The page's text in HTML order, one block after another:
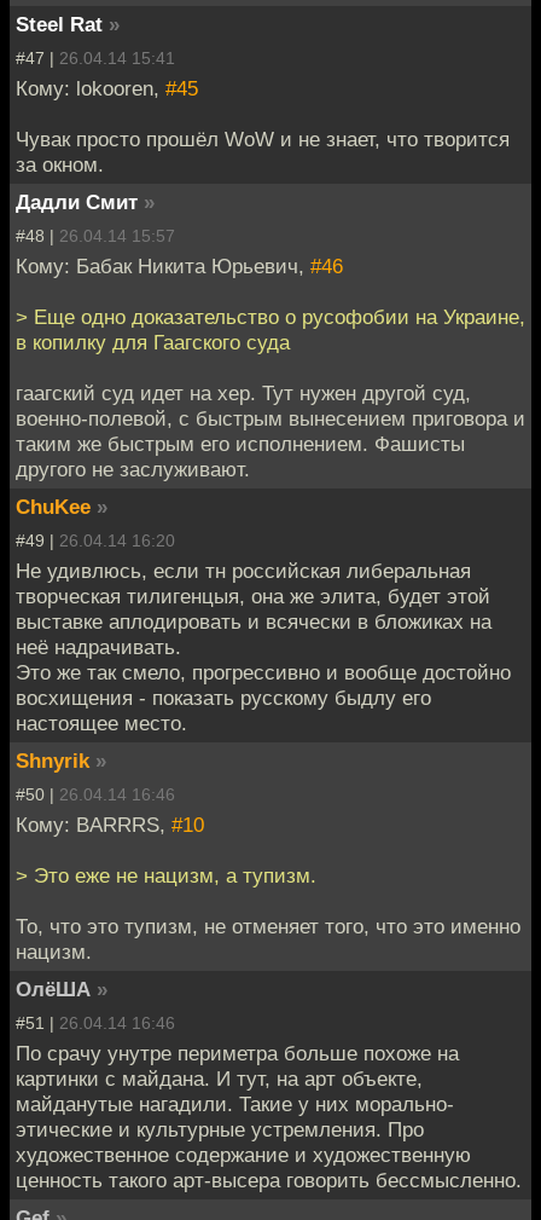
Steel Rat »
#47 | 26.04.14 15:41
Кому: lokooren, #45
Чувак просто прошёл WoW и не знает, что творится
за окном.
Дадли Смит »
#48 | 26.04.14 15:57
Кому: Бабак Никита Юрьевич, #46
> Еще одно доказательство о русофобии на Украине,
в копилку для Гаагского суда
гаагский суд идет на хер. Тут нужен другой суд,
военно-полевой, с быстрым вынесением приговора и
таким же быстрым его исполнением. Фашисты
другого не заслуживают.
ChuKee »
#49 | 26.04.14 16:20
Не удивлюсь, если тн российская либеральная
творческая тилигенцыя, она же элита, будет этой
выставке аплодировать и всячески в бложиках на
неё надрачивать.
Это же так смело, прогрессивно и вообще достойно
восхищения - показать русскому быдлу его
настоящее место.
Shnyrik »
#50 | 26.04.14 16:46
Кому: BARRRS, #10
> Это еже не нацизм, а тупизм.
То, что это тупизм, не отменяет того, что это именно
нацизм.
ОлёША »
#51 | 26.04.14 16:46
По срачу унутре периметра больше похоже на
картинки с майдана. И тут, на арт объекте,
майданутые нагадили. Такие у них морально-
этические и культурные устремления. Про
художественное содержание и художественную
ценность такого арт-высера говорить бессмысленно.